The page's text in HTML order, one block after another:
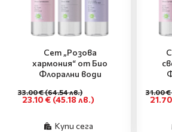
Сет „Розова
хармония“ от Био
Флорални води
23.10 € (45.18 лв.)
33.00 €(64.54 лв.)
Купи сега
31.00 €